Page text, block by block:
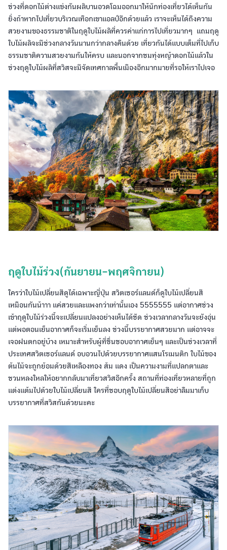
ช่วงที่ดอกไม้ต่างแข่งกันผลิบานอวดโฉมออกมาให้นักท่องเที่ยวได้เห็นกัน
ยิ่งถ้าหากไปเที่ยวบริเวณเทือกเขาแอลป์อีกด้วยแล้ว เราจะเห็นได้ถึงความ
สวยงามของธรรมชาติในฤดูใบไม้ผลิที่ควรค่าแก่การไปเที่ยวมากๆ แถมฤดู
ใบไม้ผลิจะมีช่วงกลางวันนานกว่ากลางคืนด้วย เที่ยวกันได้แบบเต็มที่ไปเก็บ
ธรรมชาติความสวยงามกันให้ครบ และนอกจากชมทุ่งหญ้าดอกไม้แล้วใน
ช่วงฤดูใบไม้ผลิที่สวิสจะมีจัดเทศกาลพื้นเมืองอีกมากมายที่รอให้เราไปเจอ
ฤดูใบไม้ร่วง(กันยายน-พฤศจิกายน)
ใครว่าใบไม้เปลี่ยนสีดูได้เฉพาะญี่ปุ่น สวิตเซอร์แลนด์ก็ดูใบไม้เปลี่ยนสี
เหมือนกันน้าาา แค่สวยและแพงกว่าเท่านั้นเอง 5555555 แต่อากาศช่วง
เข้าฤดูใบไม้ร่วงนี้จะเปลี่ยนแปลงอย่างเห็นได้ชัด ช่วงเวลากลางวันจะยังอุ่น
แต่พอตอนเย็นอากาศก็จะเริ่มเย็นลง ช่วงนี้บรรยากาศสวยมาก แต่อาจจะ
เจอฝนตกอยู่บ้าง เหมาะสำหรับผู้ที่ชื่นชอบอากาศเย็นๆ และเป็นช่วงเวลาที่
ประเทศสวิตเซอร์แลนด์ อบอวนไปด้วยบรรยากาศแสนโรเมนติก ใบไม้ของ
ต้นไม้จะถูกย้อมด้วยสีเหลืองทอง ส้ม แดง เป็นความงามที่แปลกตาและ
ชวนหลงใหลให้อยากกลับมาเที่ยวสวิสอีกครั้ง สถานที่ท่องเที่ยวหลายที่ถูก
แต่งแต้มไปด้วยใบไม้เปลี่ยนสี ใครที่ชอบฤดูใบไม้เปลี่ยนสีอย่าลืมมาเก็บ
บรรยากาศที่สวิสกันด้วยนะคะ